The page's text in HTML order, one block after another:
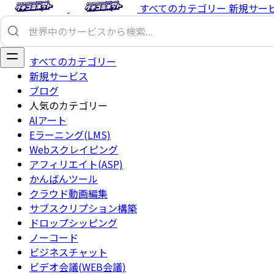
すべてのカテゴリー 新規サー
すべてのカテゴリー
新規サービス
ブログ
人気のカテゴリー
AIアート
Eラーニング(LMS)
Webスクレイピング
アフィリエイト(ASP)
かんばんツール
クラウド動画編集
サブスクリプション構築
ドロップシッピング
ノーコード
ビジネスチャット
ビデオ会議(WEB会議)